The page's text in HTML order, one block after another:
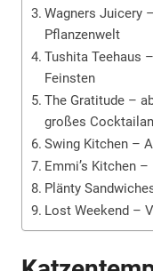
Wagners Juicery
Pflanzenwelt
Tushita Teehaus
Feinsten
The Gratitude –
großes
Swing Kitchen –
Emmi’s Kitchen
Plänty
Lost Weekend –